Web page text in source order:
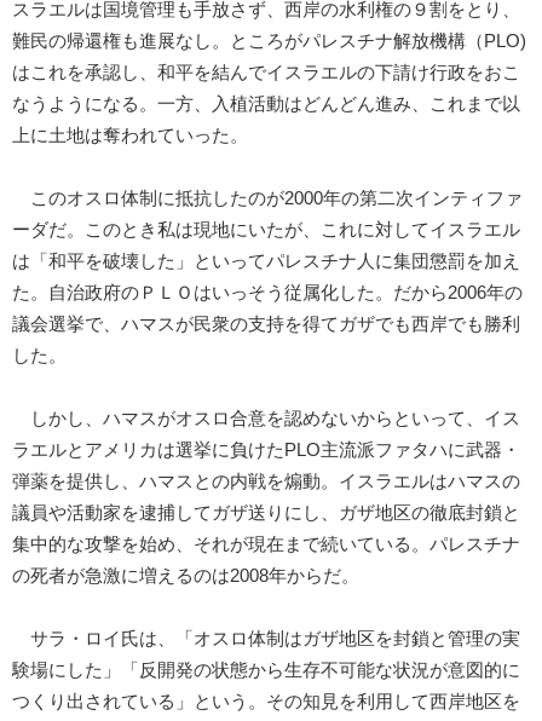
スラエルは国境管理も手放さず、西岸の水利権の９割をとり、
難民の帰還権も進展なし。ところがパレスチナ解放機構（PLO)
はこれを承認し、和平を結んでイスラエルの下請け行政をおこ
なうようになる。一方、入植活動はどんどん進み、これまで以
上に土地は奪われていった。
このオスロ体制に抵抗したのが2000年の第二次インティファ
ーダだ。このとき私は現地にいたが、これに対してイスラエル
は「和平を破壊した」といってパレスチナ人に集団懲罰を加え
た。自治政府のＰＬＯはいっそう従属化した。だから2006年の
議会選挙で、ハマスが民衆の支持を得てガザでも西岸でも勝利
した。
しかし、ハマスがオスロ合意を認めないからといって、イス
ラエルとアメリカは選挙に負けたPLO主流派ファタハに武器・
弾薬を提供し、ハマスとの内戦を煽動。イスラエルはハマスの
議員や活動家を逮捕してガザ送りにし、ガザ地区の徹底封鎖と
集中的な攻撃を始め、それが現在まで続いている。パレスチナ
の死者が急激に増えるのは2008年からだ。
サラ・ロイ氏は、「オスロ体制はガザ地区を封鎖と管理の実
験場にした」「反開発の状態から生存不可能な状況が意図的に
つくり出されている」という。その知見を利用して西岸地区を